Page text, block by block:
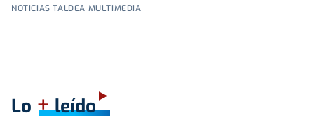
NOTICIAS TALDEA MULTIMEDIA
Lo +leído